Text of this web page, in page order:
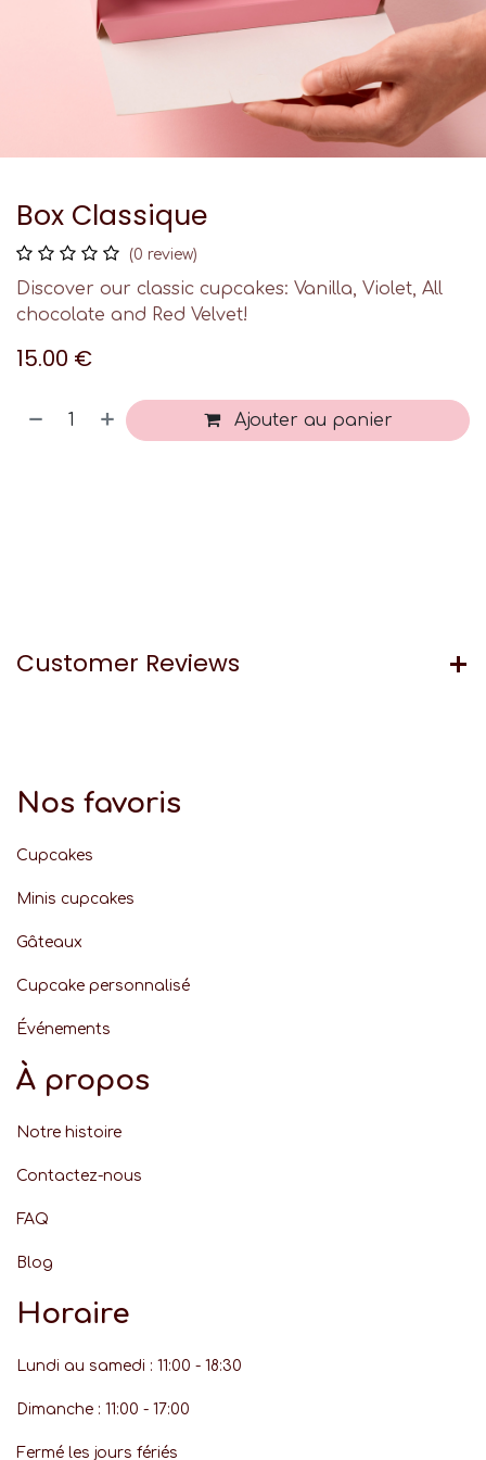
Box Classique
(0 review)
Discover our classic cupcakes: Vanilla, Violet, All
chocolate and Red Velvet!
15.00 €
Ajouter au panier
Customer Reviews
Nos favoris
Cupcakes
Minis cupcakes
Gâteaux
Cupcake personnalisé
Événements
À propos
Notre histoire
Contactez-nous
FAQ
Blog
Horaire
Lundi au samedi : 11:00 - 18:30
Dimanche : 11:00 - 17:00
Fermé les jours fériés